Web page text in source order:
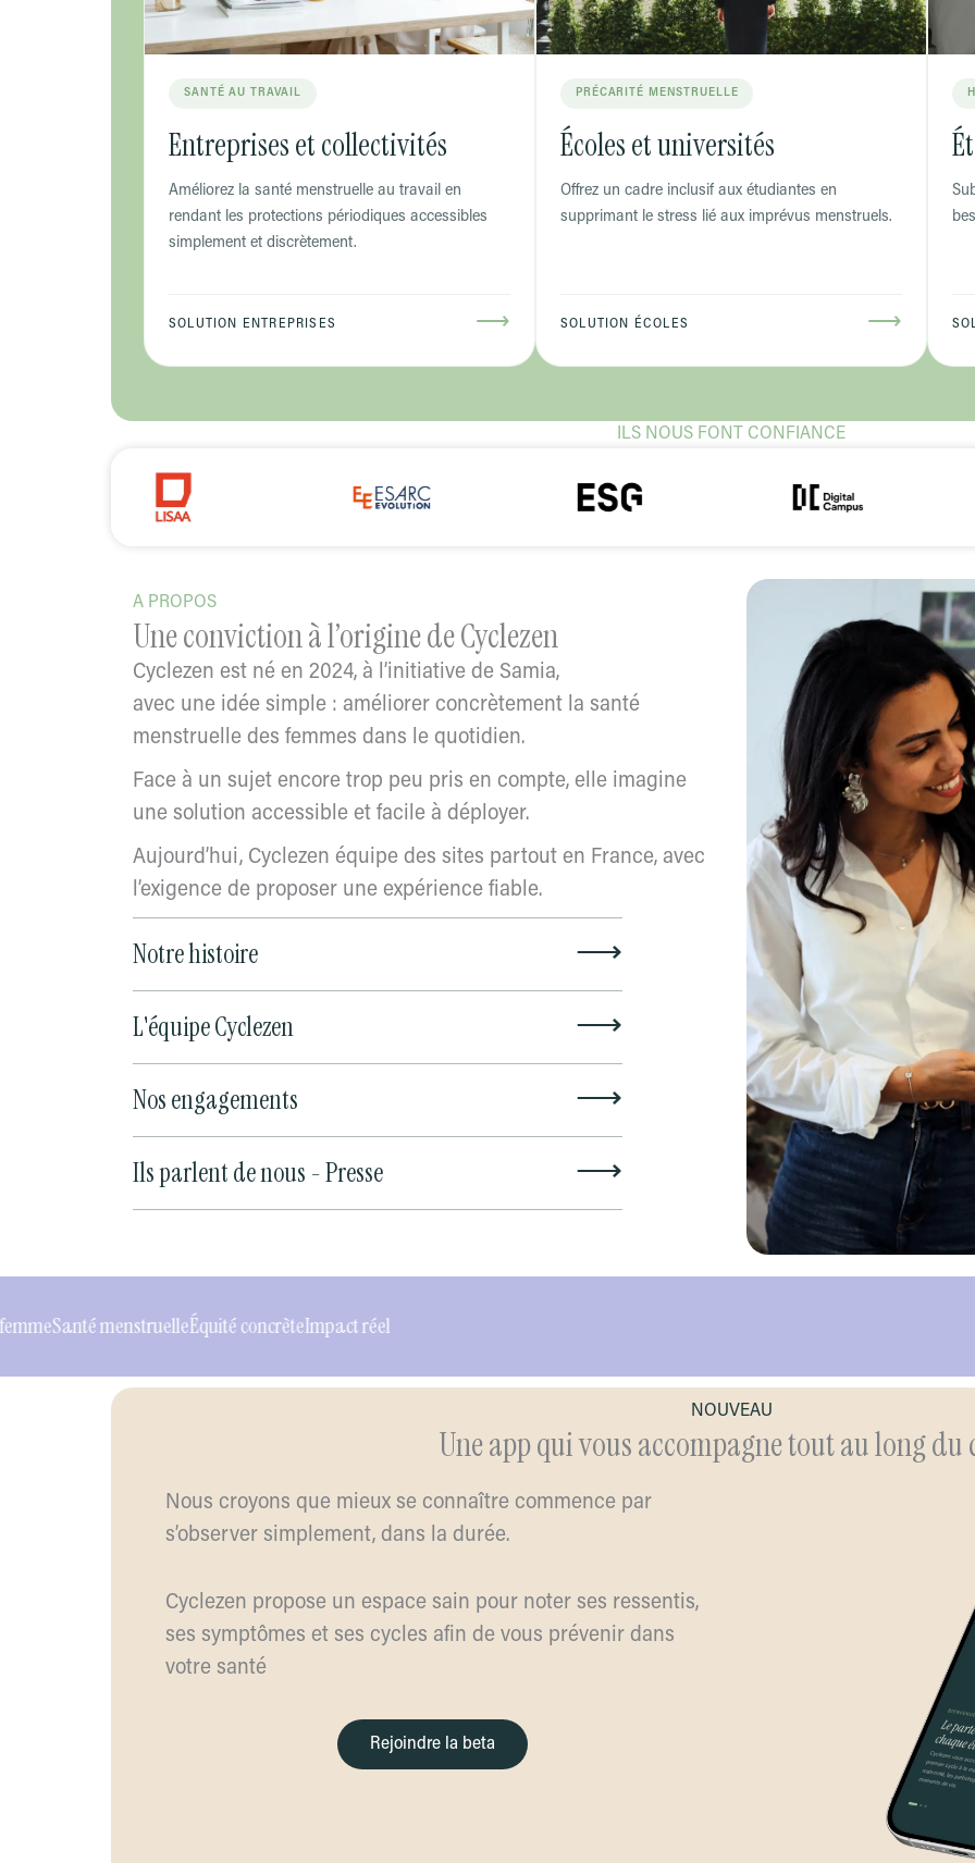
SANTÉ AU TRAVAIL
Entreprises et collectivités
Améliorez la santé menstruelle au travail en
rendant les protections périodiques accessibles
simplement et discrètement.
SOLUTION ENTREPRISES ⟶
PRÉCARITÉ MENSTRUELLE
Écoles et universités
Offrez un cadre inclusif aux étudiantes en
supprimant le stress lié aux imprévus menstruels.
SOLUTION ÉCOLES ⟶
ILS NOUS FONT CONFIANCE
A PROPOS
Une conviction à l’origine de Cyclezen
Cyclezen est né en 2024, à l’initiative de Samia,
avec une idée simple : améliorer concrètement la santé
menstruelle des femmes dans le quotidien.
Face à un sujet encore trop peu pris en compte, elle imagine
une solution accessible et facile à déployer.
Aujourd’hui, Cyclezen équipe des sites partout en France, avec
l’exigence de proposer une expérience fiable.
Notre histoire ⟶
L'équipe Cyclezen ⟶
Nos engagements ⟶
Ils parlent de nous - Presse ⟶
Équité concrèteImpact réel
NOUVEAU
Une app qui vous accompagne tout au long du
Nous croyons que mieux se connaître commence par
s’observer simplement, dans la durée.
Cyclezen propose un espace sain pour noter ses ressentis,
ses symptômes et ses cycles afin de vous prévenir dans
votre santé
Rejoindre la beta